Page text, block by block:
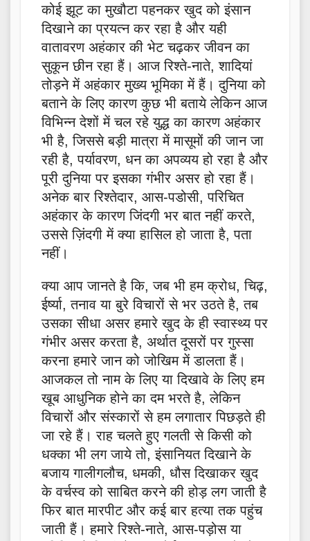
कोई झूट का मुखौटा पहनकर खुद को इंसान
दिखाने का प्रयत्न कर रहा है और यही
वातावरण अहंकार की भेट चढ़कर जीवन का
सुकून छीन रहा हैं। आज रिश्ते-नाते, शादियां
तोड़ने में अहंकार मुख्य भूमिका में हैं। दुनिया को
बताने के लिए कारण कुछ भी बताये लेकिन आज
विभिन्न देशों में चल रहे युद्ध का कारण अहंकार
भी है, जिससे बड़ी मात्रा में मासूमों की जान जा
रही है, पर्यावरण, धन का अपव्यय हो रहा है और
पूरी दुनिया पर इसका गंभीर असर हो रहा हैं।
अनेक बार रिश्तेदार, आस-पडोसी, परिचित
अहंकार के कारण जिंदगी भर बात नहीं करते,
उससे ज़िंदगी में क्या हासिल हो जाता है, पता
नहीं।
क्या आप जानते है कि, जब भी हम क्रोध, चिढ़,
ईर्ष्या, तनाव या बुरे विचारों से भर उठते है, तब
उसका सीधा असर हमारे खुद के ही स्वास्थ्य पर
गंभीर असर करता है, अर्थात दूसरों पर गुस्सा
करना हमारे जान को जोखिम में डालता हैं।
आजकल तो नाम के लिए या दिखावे के लिए हम
खूब आधुनिक होने का दम भरते है, लेकिन
विचारों और संस्कारों से हम लगातार पिछड़ते ही
जा रहे हैं। राह चलते हुए गलती से किसी को
धक्का भी लग जाये तो, इंसानियत दिखाने के
बजाय गालीगलौच, धमकी, धौस दिखाकर खुद
के वर्चस्व को साबित करने की होड़ लग जाती है
फिर बात मारपीट और कई बार हत्या तक पहुंच
जाती हैं। हमारे रिश्ते-नाते, आस-पड़ोस या